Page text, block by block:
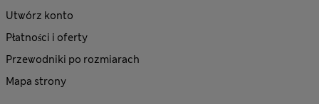
Utwórz konto
Płatności i oferty
Przewodniki po rozmiarach
Mapa strony